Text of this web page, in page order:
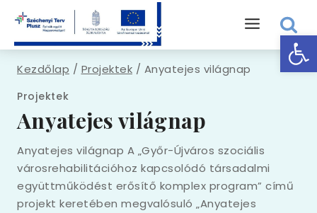
content
Kezdőlap / Projektek / Anyatejes világnap
Projektek
Anyatejes világnap
Anyatejes világnap A „Győr-Újváros szociális
városrehabilitációhoz kapcsolódó társadalmi
együttműködést erősítő komplex program” című
projekt keretében megvalósuló „Anyatejes